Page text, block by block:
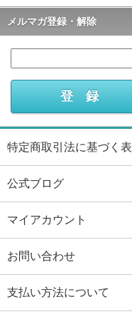
メルマガ登録・解除
特定商取引法に基づく表
公式ブログ
マイアカウント
お問い合わせ
支払い方法について